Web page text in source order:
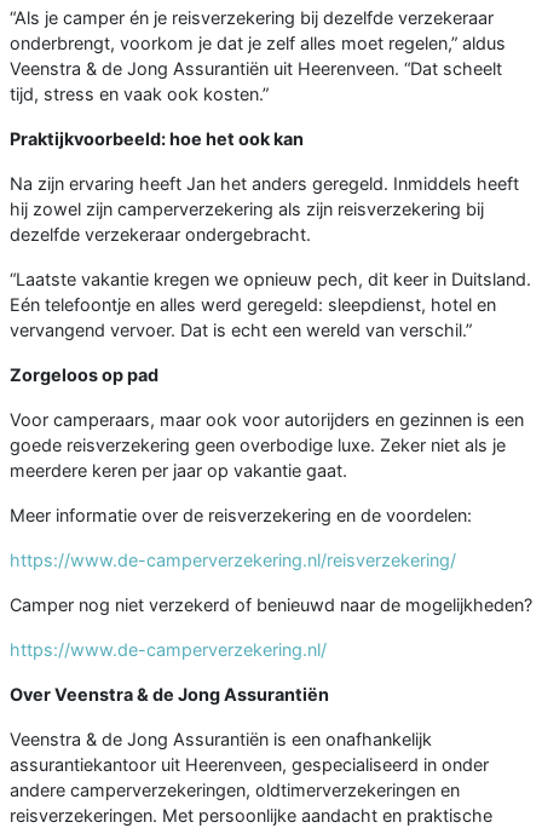
“Als je camper én je reisverzekering bij dezelfde verzekeraar
onderbrengt, voorkom je dat je zelf alles moet regelen,” aldus
Veenstra & de Jong Assurantiën uit Heerenveen. “Dat scheelt
tijd, stress en vaak ook kosten.”
Praktijkvoorbeeld: hoe het ook kan
Na zijn ervaring heeft Jan het anders geregeld. Inmiddels heeft
hij zowel zijn camperverzekering als zijn reisverzekering bij
dezelfde verzekeraar ondergebracht.
“Laatste vakantie kregen we opnieuw pech, dit keer in Duitsland.
Eén telefoontje en alles werd geregeld: sleepdienst, hotel en
vervangend vervoer. Dat is echt een wereld van verschil.”
Zorgeloos op pad
Voor camperaars, maar ook voor autorijders en gezinnen is een
goede reisverzekering geen overbodige luxe. Zeker niet als je
meerdere keren per jaar op vakantie gaat.
Meer informatie over de reisverzekering en de voordelen:
https://www.de-camperverzekering.nl/reisverzekering/
Camper nog niet verzekerd of benieuwd naar de mogelijkheden?
https://www.de-camperverzekering.nl/
Over Veenstra & de Jong Assurantiën
Veenstra & de Jong Assurantiën is een onafhankelijk
assurantiekantoor uit Heerenveen, gespecialiseerd in onder
andere camperverzekeringen, oldtimerverzekeringen en
reisverzekeringen. Met persoonlijke aandacht en praktische